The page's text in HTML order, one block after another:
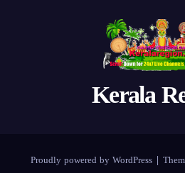
Kerala
Proudly powered by WordPress